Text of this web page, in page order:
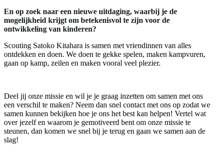
En op zoek naar een nieuwe uitdaging, waarbij je de
mogelijkheid krijgt om betekenisvol te zijn voor de
ontwikkeling van kinderen?
Scouting Satoko Kitahara is samen met vriendinnen van alles
ontdekken en doen. We doen te gekke spelen, maken kampvuren,
gaan op kamp, zeilen en maken vooral veel plezier.
Deel jij onze missie en wil je je graag inzetten om samen met ons
een verschil te maken? Neem dan snel contact met ons op zodat we
samen kunnen bekijken hoe je ons het best kan helpen! Vertel wat
over jezelf en waarom je gemotiveerd bent om onze missie te
steunen, dan komen we snel bij je terug en gaan we samen aan de
slag!